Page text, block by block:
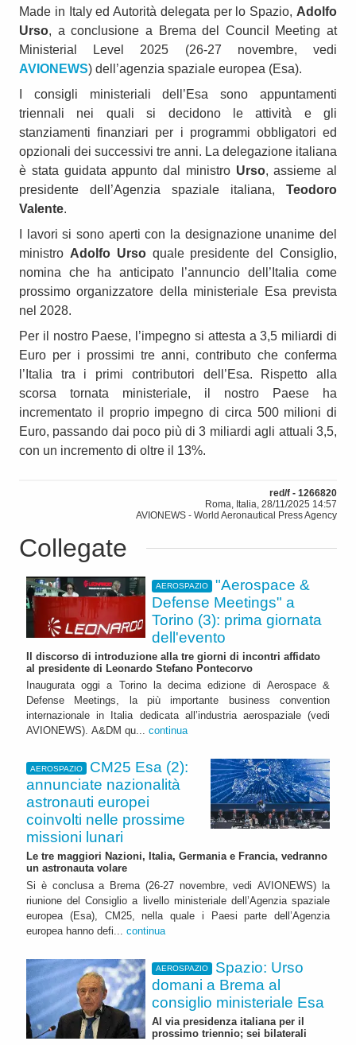
Made in Italy ed Autorità delegata per lo Spazio, Adolfo
Urso, a conclusione a Brema del Council Meeting at
Ministerial Level 2025 (26-27 novembre, vedi
AVIONEWS) dell’agenzia spaziale europea (Esa).
I consigli ministeriali dell’Esa sono appuntamenti
triennali nei quali si decidono le attività e gli
stanziamenti finanziari per i programmi obbligatori ed
opzionali dei successivi tre anni. La delegazione italiana
è stata guidata appunto dal ministro Urso, assieme al
presidente dell’Agenzia spaziale italiana, Teodoro
Valente.
I lavori si sono aperti con la designazione unanime del
ministro Adolfo Ursoquale presidente del Consiglio,
nomina che ha anticipato l’annuncio dell’Italia come
prossimo organizzatore della ministeriale Esa prevista
nel 2028.
Per il nostro Paese, l’impegno si attesta a 3,5 miliardi di
Euro per i prossimi tre anni, contributo che conferma
l’Italia tra i primi contributori dell’Esa. Rispetto alla
scorsa tornata ministeriale, il nostro Paese ha
incrementato il proprio impegno di circa 500 milioni di
Euro, passando dai poco più di 3 miliardi agli attuali 3,5,
con un incremento di oltre il 13%.
red/f - 1266820
Roma, Italia, 28/11/2025 14:57
AVIONEWS - World Aeronautical Press Agency
Collegate
AEROSPAZIO
"Aerospace &
Defense Meetings" a
Torino (3): prima giornata
dell'evento
Il discorso di introduzione alla tre giorni di incontri affidato
al presidente di Leonardo Stefano Pontecorvo
Inaugurata oggi a Torino la decima edizione di Aerospace &
Defense Meetings, la più importante business convention
internazionale in Italia dedicata all’industria aerospaziale (vedi
AVIONEWS). A&DM qu... continua
AEROSPAZIO
CM25 Esa (2):
annunciate nazionalità
astronauti europei
coinvolti nelle prossime
missioni lunari
Le tre maggiori Nazioni, Italia, Germania e Francia, vedranno
un astronauta volare
Si è conclusa a Brema (26-27 novembre, vedi AVIONEWS) la
riunione del Consiglio a livello ministeriale dell’Agenzia spaziale
europea (Esa), CM25, nella quale i Paesi parte dell’Agenzia
europea hanno defi... continua
AEROSPAZIO
Spazio: Urso
domani a Brema al
consiglio ministeriale Esa
Al via presidenza italiana per il
prossimo triennio; sei bilaterali